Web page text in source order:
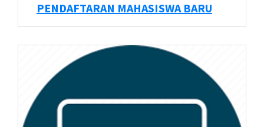
PENDAFTARAN MAHASISWA BARU